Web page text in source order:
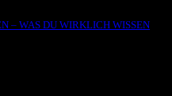
– WAS DU WIRKLICH WISSEN